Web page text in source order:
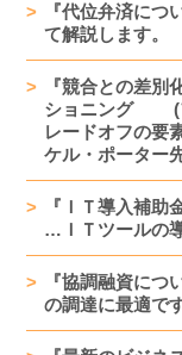
『代位弁済に
て解説します。
『競合との差別
ショニング (フ
レードオフの
ケル・ポーター
『ＩＴ導入補助
…ＩＴツールの
『協調融資に
の調達に最適です